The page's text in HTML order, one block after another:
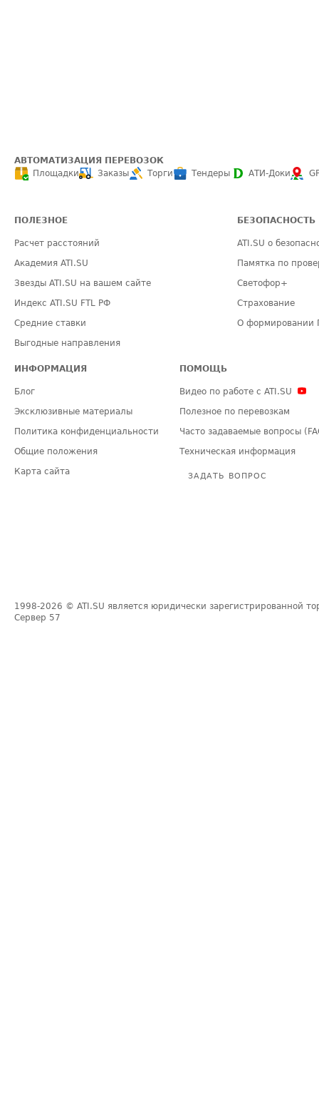
АВТОМАТИЗАЦИЯ ПЕРЕВОЗОК
Площадки
Заказы Торги Тендеры АТИ-Доки
ПОЛЕЗНОЕ
Расчет расстояний
Академия ATI.SU
Звезды ATI.SU на вашем сайте
Индекс ATI.SU FTL РФ
Средние ставки
Выгодные направления
БЕЗОПАСНОСТЬ
ATI.SU о
Памятка по
Светофор+
Страхование
О формировании
ИНФОРМАЦИЯ
Блог
Эксклюзивные материалы
Политика конфиденциальности
Общие положения
Карта сайта
ПОМОЩЬ
Видео по работе с ATI.SU
Полезное по перевозкам
Часто задаваемые вопросы
Техническая информация
ЗАДАТЬ ВОПРОС
1998-2026 © ATI.SU является юридически зарегистрированной
Сервер 57